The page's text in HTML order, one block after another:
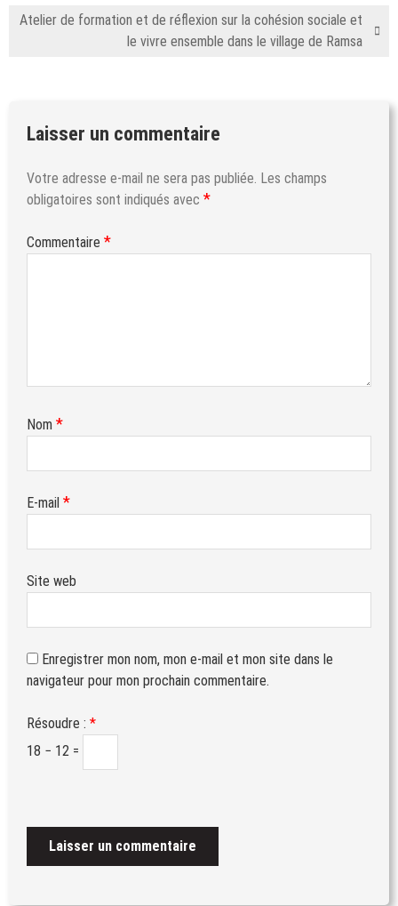
Atelier de formation et de réflexion sur la cohésion sociale et
le vivre ensemble dans le village de Ramsa
Laisser un commentaire
Votre adresse e-mail ne sera pas publiée. Les champs
obligatoires sont indiqués avec *
Commentaire *
Nom *
E-mail *
Site web
Enregistrer mon nom, mon e-mail et mon site dans le
navigateur pour mon prochain commentaire.
Résoudre : *
18 − 12 =